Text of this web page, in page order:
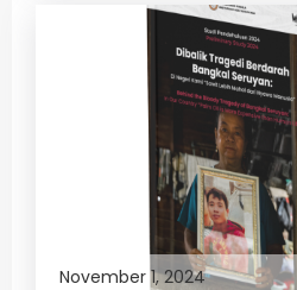
November 1, 2024